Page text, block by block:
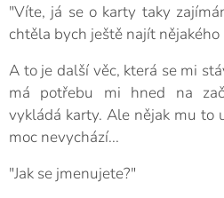
"Víte, já se o karty taky
chtěla bych ještě najít
A to je další věc, která se mi
má potřebu mi hned na
vykládá karty. Ale nějak mu to
moc nevychází...
"Jak se jmenujete?"